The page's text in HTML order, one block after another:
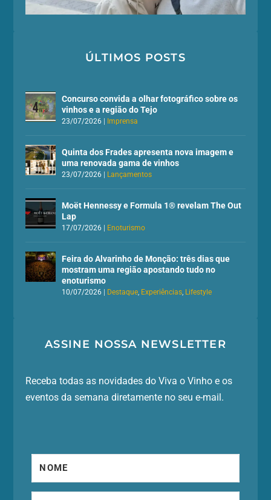
ÚLTIMOS POSTS
Concurso convida a olhar fotográfico sobre os
vinhos e a região do Tejo
23/07/2026 | Imprensa
Quinta dos Frades apresenta nova imagem e
uma renovada gama de vinhos
23/07/2026 | Lançamentos
Moët Hennessy e Formula 1® revelam The Out
Lap
17/07/2026 | Enoturismo
Feira do Alvarinho de Monção: três dias que
mostram uma região apostando tudo no
enoturismo
10/07/2026 | Destaque Experiências Lifestyle
ASSINE NOSSA NEWSLETTER
Receba todas as novidades do Viva o Vinho e os
eventos da semana diretamente no seu e-mail.